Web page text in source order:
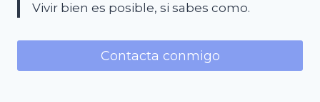
Vivir bien es posible, si sabes como.
Contacta conmigo